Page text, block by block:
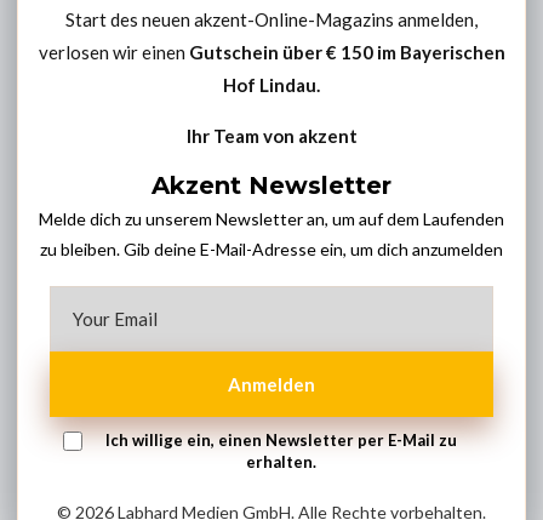
Start des neuen akzent-Online-Magazins anmelden,
verlosen wir einen Gutschein über € 150 im Bayerischen
Hof Lindau.
Ihr Team von akzent
Akzent Newsletter
Melde dich zu unserem Newsletter an, um auf dem Laufenden
zu bleiben. Gib deine E-Mail-Adresse ein, um dich anzumelden
Ich willige ein, einen Newsletter per E-Mail zu
erhalten.
Anmelden
© 2026 Labhard Medien GmbH. Alle Rechte vorbehalten.